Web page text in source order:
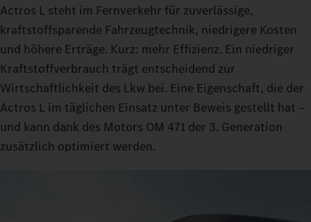
Actros L steht im Fernverkehr für zuverlässige,
kraftstoffsparende Fahrzeugtechnik, niedrigere Kosten
und höhere Erträge. Kurz: mehr Effizienz. Ein niedriger
Kraftstoffverbrauch trägt entscheidend zur
Wirtschaftlichkeit des Lkw bei. Eine Eigenschaft, die der
Actros L im täglichen Einsatz unter Beweis gestellt hat –
und kann dank des Motors OM 471 der 3. Generation
zusätzlich optimiert werden.